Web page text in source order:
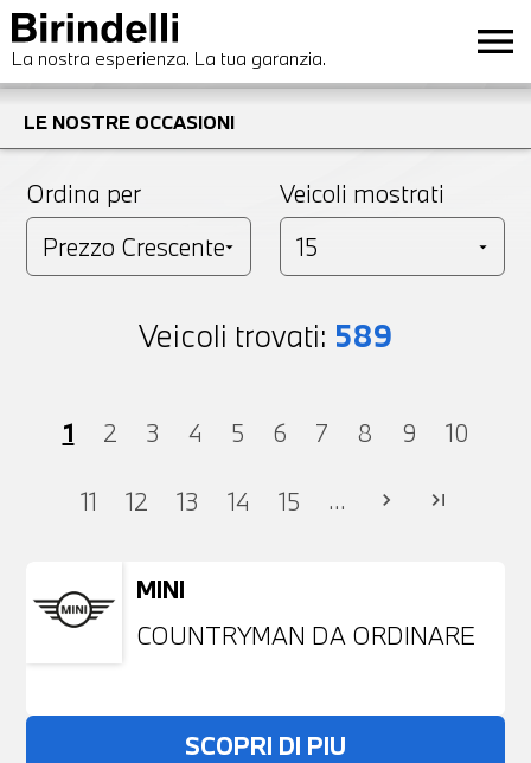
La nostra esperienza. La tua garanzia. menu
LE NOSTRE OCCASIONI
Ordina per Veicoli mostrati
Veicoli trovati: 589
1 2 3 4 5 6 7 8 9 10
11 12 13 14 15 ... chevron_right last_page
MINI
COUNTRYMAN DA ORDINARE
SCOPRI DI PIU